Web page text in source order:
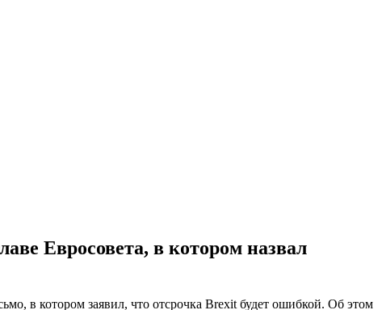
Евросовета, в котором назвал
в котором заявил, что отсрочка Brexit будет ошибкой. Об этом